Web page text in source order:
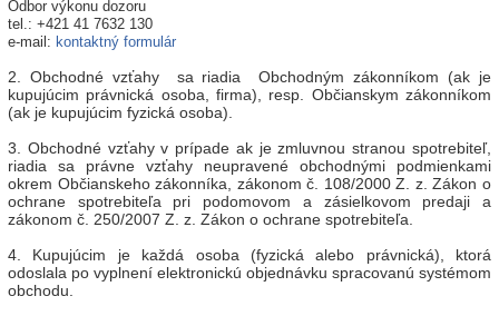
Odbor výkonu dozoru
tel.: +421 41 7632 130
e-mail: kontaktný formulár
2. Obchodné vzťahy sa riadia Obchodným zákonníkom (ak je
kupujúcim právnická osoba, firma), resp. Občianskym zákonníkom
(ak je kupujúcim fyzická osoba).
3. Obchodné vzťahy v prípade ak je zmluvnou stranou spotrebiteľ,
riadia sa právne vzťahy neupravené obchodnými podmienkami
okrem Občianskeho zákonníka, zákonom č. 108/2000 Z. z. Zákon o
ochrane spotrebiteľa pri podomovom a zásielkovom predaji a
zákonom č. 250/2007 Z. z. Zákon o ochrane spotrebiteľa.
4. Kupujúcim je každá osoba (fyzická alebo právnická), ktorá
odoslala po vyplnení elektronickú objednávku spracovanú systémom
obchodu.